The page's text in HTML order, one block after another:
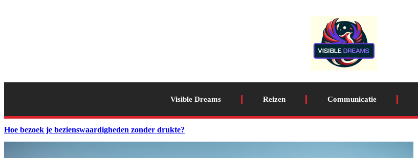
Visible Dreams Reizen Communicatie
Hoe bezoek je bezienswaardigheden zonder drukte?